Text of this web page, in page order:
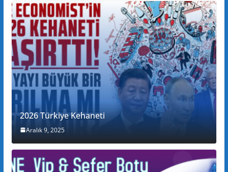
2026 Türkiye Kehaneti
Aralık 9, 2025